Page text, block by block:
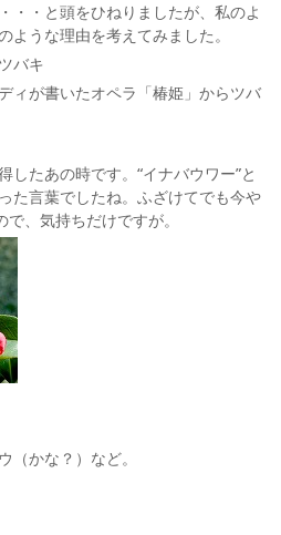
・・と頭をひねりましたが、私のよ
ような理由を考えてみました。
バキ
ィが書いたオペラ「椿姫」からツバ
したあの時です。“イナバウワー”と
た言葉でしたね。ふざけてでも今や
、気持ちだけですが。
（かな？）など。